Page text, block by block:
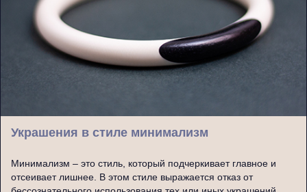
Украшения в стиле минимализм
Минимализм – это стиль, который подчеркивает главное и
отсеивает лишнее. В этом стиле выражается отказ от